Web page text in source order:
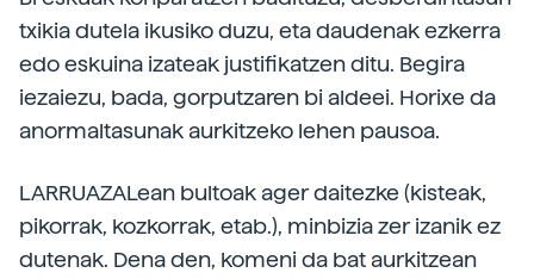
txikia dutela ikusiko duzu, eta daudenak ezkerra
edo eskuina izateak justifikatzen ditu. Begira
iezaiezu, bada, gorputzaren bi aldeei. Horixe da
anormaltasunak aurkitzeko lehen pausoa.
LARRUAZALean bultoak ager daitezke (kisteak,
pikorrak, kozkorrak, etab.), minbizia zer izanik ez
dutenak. Dena den, komeni da bat aurkitzean